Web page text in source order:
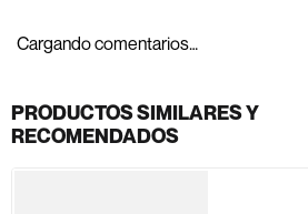
Cargando comentarios…
PRODUCTOS SIMILARES Y
RECOMENDADOS